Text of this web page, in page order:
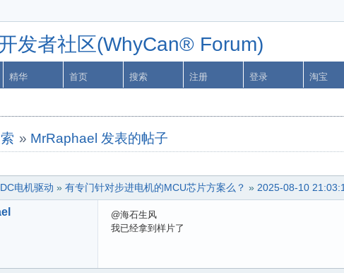
发者社区(WhyCan® Forum)
精华 首页 搜索 注册 登录 淘宝
» MrRaphael 发表的帖子
电机驱动 » 有专门针对步进电机的MCU芯片方案么？ » 2025-08-10
@海石生风
我已经拿到样片了